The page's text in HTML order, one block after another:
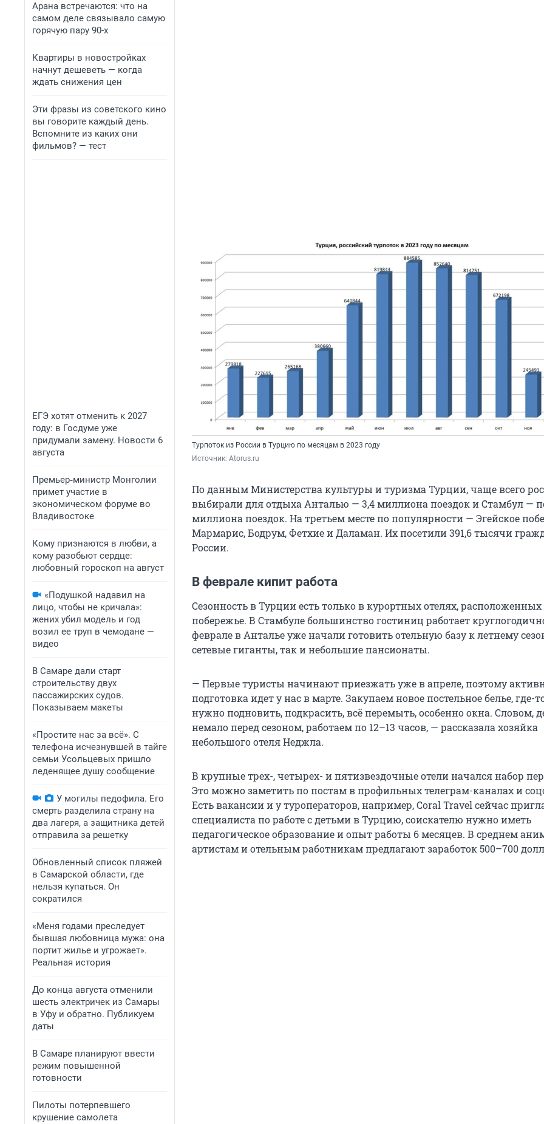
Арана встречаются: что на
самом деле связывало самую
горячую пару 90-х
Квартиры в новостройках
начнут дешеветь — когда
ждать снижения цен
Эти фразы из советского кино
вы говорите каждый день.
Вспомните из каких они
фильмов? — тест
ЕГЭ хотят отменить к 2027
году: в Госдуме уже
придумали замену. Новости 6
августа
Премьер‑министр Монголии
примет участие в
экономическом форуме во
Владивостоке
Кому признаются в любви, а
кому разобьют сердце:
любовный гороскоп на август
«Подушкой надавил на
лицо, чтобы не кричала»:
жених убил модель и год
возил ее труп в чемодане —
видео
В Самаре дали старт
строительству двух
пассажирских судов.
Показываем макеты
«Простите нас за всё». С
телефона исчезнувшей в тайге
семьи Усольцевых пришло
леденящее душу сообщение
У могилы педофила. Его
смерть разделила страну на
два лагеря, а защитника детей
отправила за решетку
Обновленный список пляжей
в Самарской области, где
нельзя купаться. Он
сократился
«Меня годами преследует
бывшая любовница мужа: она
портит жилье и угрожает».
Реальная история
До конца августа отменили
шесть электричек из Самары
в Уфу и обратно. Публикуем
даты
В Самаре планируют ввести
режим повышенной
готовности
Пилоты потерпевшего
крушение самолета
Турпоток из России в Турцию по месяцам в 2023 году
Источник: Atorus.ru
По данным Министерства культуры и туризма Турции, чаще всего
выбирали для отдыха Анталью — 3,4 миллиона поездок и Стамбул —
миллиона поездок. На третьем месте по популярности — Эгейское
Мармарис, Бодрум, Фетхие и Даламан. Их посетили 391,6 тысячи
России.
В феврале кипит работа
Сезонность в Турции есть только в курортных отелях, расположенных
побережье. В Стамбуле большинство гостиниц работает
феврале в Анталье уже начали готовить отельную базу к летнему
сетевые гиганты, так и небольшие пансионаты.
— Первые туристы начинают приезжать уже в апреле, поэтому
подготовка идет у нас в марте. Закупаем новое постельное белье, где-
нужно подновить, подкрасить, всё перемыть, особенно окна. Словом,
немало перед сезоном, работаем по 12–13 часов, — рассказала хозяйка
небольшого отеля Неджла.
В крупные трех-, четырех- и пятизвездочные отели начался набор
Это можно заметить по постам в профильных телеграм-каналах и
Есть вакансии и у туроператоров, например, Coral Travel сейчас
специалиста по работе с детьми в Турцию, соискателю нужно иметь
педагогическое образование и опыт работы 6 месяцев. В среднем
артистам и отельным работникам предлагают заработок 500–700